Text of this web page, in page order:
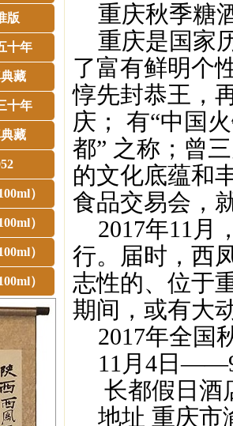
版
十年
藏
十年
藏
）
）
）
）
重庆秋季糖
重庆是国家
了富有鲜明个
惇先封恭王，
庆； 有“中国
都” 之称；曾
的文化底蕴和
食品交易会，
2017年11月
行。届时，西
志性的、位于
期间，或有大
2017年全国
11月4日
长都假日酒
地址 重庆市